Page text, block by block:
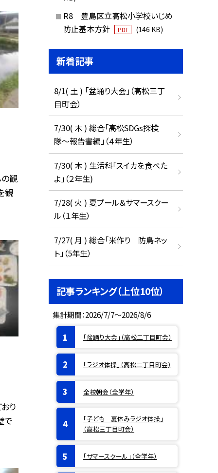
の観
観
り
で
R8 豊島区立高松小学校いじめ
防止基本方針
PDF (146 KB)
新着記事
8/1( 土 ) 「盆踊り大会」（高松三丁
目町会）
7/30( 木 ) 総合「高松SDGs探検
隊〜報告書編」（４年生）
7/30( 木 ) 生活科「スイカを食べた
よ」（２年生)
7/28( 火 ) 夏プール＆サマースクー
ル（１年生）
7/27( 月 ) 総合「米作り 防鳥ネッ
ト」（5年生）
記事ランキング（上位10位）
集計期間：2026/7/7～2026/8/6
「盆踊り大会」（高松二丁目町会）
「ラジオ体操」（高松二丁目町会）
全校朝会（全学年）
「子ども 夏休みラジオ体操」
（高松三丁目町会）
「サマースクール」（全学年）